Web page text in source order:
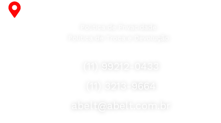
(11) 3213-9664
abelt@abelt.com.br